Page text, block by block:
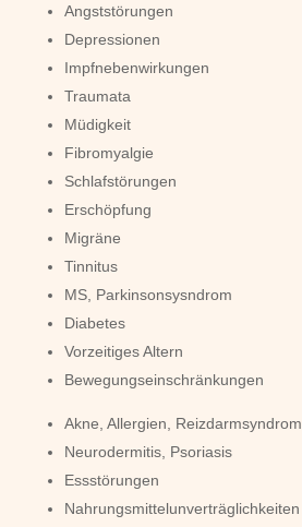
Angststörungen
Depressionen
Impfnebenwirkungen
Traumata
Müdigkeit
Fibromyalgie
Schlafstörungen
Erschöpfung
Migräne
Tinnitus
MS, Parkinsonsysndrom
Diabetes
Vorzeitiges Altern
Bewegungseinschränkungen
Akne, Allergien, Reizdarmsyndrom
Neurodermitis, Psoriasis
Essstörungen
Nahrungsmittelunverträglichkeiten